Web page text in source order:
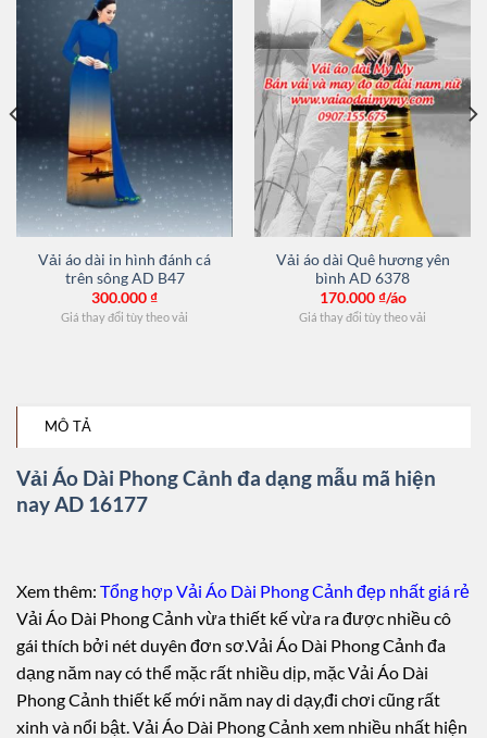
Vải áo dài in hình đánh cá
trên sông AD B47
300.000₫
Giá thay đổi tùy theo vải
Vải áo dài Quê hương yên
bình AD 6378
170.000₫/áo
Giá thay đổi tùy theo vải
MÔ TẢ
Vải Áo Dài Phong Cảnh đa dạng mẫu mã hiện
nay AD 16177
Xem thêm: Tổng hợp Vải Áo Dài Phong Cảnh đẹp nhất giá rẻ
Vải Áo Dài Phong Cảnh vừa thiết kế vừa ra được nhiều cô
gái thích bởi nét duyên đơn sơ.Vải Áo Dài Phong Cảnh đa
dạng năm nay có thể mặc rất nhiều dịp, mặc Vải Áo Dài
Phong Cảnh thiết kế mới năm nay di dạy,đi chơi cũng rất
xinh và nổi bật. Vải Áo Dài Phong Cảnh xem nhiều nhất hiện